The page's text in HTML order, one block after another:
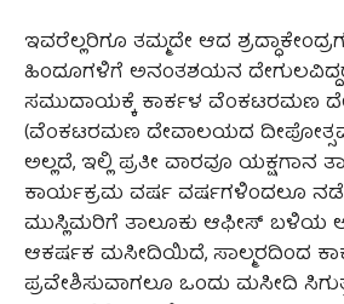
ಇವರೆಲ್ಲರಿಗೂ ತಮ್ಮದೇ ಆದ
ಹಿಂದೂಗಳಿಗೆ ಅನಂತಶಯನ
ಸಮುದಾಯಕ್ಕೆ ಕಾರ್ಕಳ ವೆಂಕಟರಮಣ
(ವೆಂಕಟರಮಣ ದೇವಾಲಯದ ದೀಪೋತ್ಸವ
ಅಲ್ಲದೆ, ಇಲ್ಲಿ ಪ್ರತೀ ವಾರವೂ ಯಕ್ಷಗಾನ
ಕಾರ್ಯಕ್ರಮ ವರ್ಷ ವರ್ಷಗಳಿಂದಲೂ
ಮುಸ್ಲಿಮರಿಗೆ ತಾಲೂಕು ಆಫೀಸ್‌ ಬಳಿಯ
ಆಕರ್ಷಕ ಮಸೀದಿಯಿದೆ, ಸಾಲ್ಮರದಿಂದ
ಪ್ರವೇಶಿಸುವಾಗಲೂ ಒಂದು ಮಸೀದಿ